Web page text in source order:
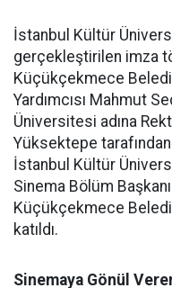
İstanbul Kültür
gerçekleştirilen imza
Küçükçekmece
Yardımcısı Mahmut
Üniversitesi adına
Yüksektepe tarafından
İstanbul Kültür
Sinema Bölüm
Küçükçekmece
katıldı.
Sinemaya Gönül